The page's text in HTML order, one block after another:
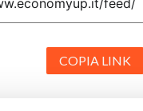
COPIA LINK